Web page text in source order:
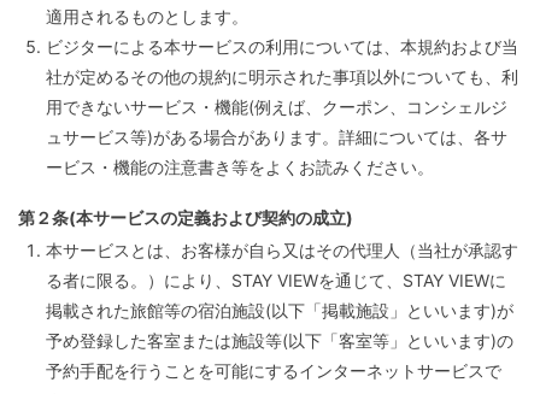
適用されるものとします。
ビジターによる本サービスの利用については、本規約および当
社が定めるその他の規約に明示された事項以外についても、利
用できないサービス・機能(例えば、クーポン、コンシェルジ
ュサービス等)がある場合があります。詳細については、各サ
ービス・機能の注意書き等をよくお読みください。
第２条(本サービスの定義および契約の成立)
本サービスとは、お客様が自ら又はその代理人（当社が承認す
る者に限る。）により、STAY VIEWを通じて、STAY VIEWに
掲載された旅館等の宿泊施設(以下「掲載施設」といいます)が
予め登録した客室または施設等(以下「客室等」といいます)の
予約手配を行うことを可能にするインターネットサービスで